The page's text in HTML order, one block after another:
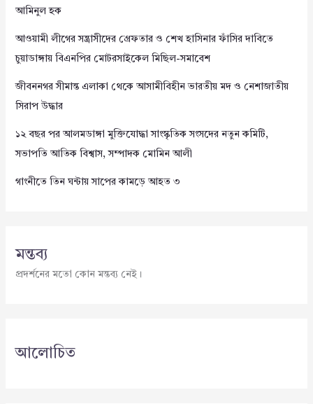
আমিনুল হক
আওয়ামী লীগের সন্ত্রাসীদের গ্রেফতার ও শেখ হাসিনার ফাঁসির দাবিতে
চুয়াডাঙ্গায় বিএনপির মোটরসাইকেল মিছিল-সমাবেশ
জীবননগর সীমান্ত এলাকা থেকে আসামীবিহীন ভারতীয় মদ ও নেশাজাতীয়
সিরাপ উদ্ধার
১২ বছর পর আলমডাঙ্গা মুক্তিযোদ্ধা সাংস্কৃতিক সংসদের নতুন কমিটি,
সভাপতি আতিক বিশ্বাস, সম্পাদক মোমিন আলী
গাংনীতে তিন ঘন্টায় সাপের কামড়ে আহত ৩
মন্তব্য
প্রদর্শনের মতো কোন মন্তব্য নেই।
আলোচিত